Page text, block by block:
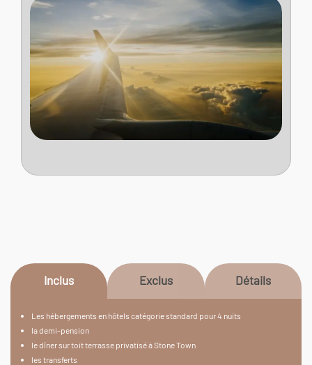
Inclus Exclus Détails
Les hébergements en hôtels catégorie standard pour 4 nuits
la demi-pension
le dîner sur toit terrasse privatisé à Stone Town
les transferts